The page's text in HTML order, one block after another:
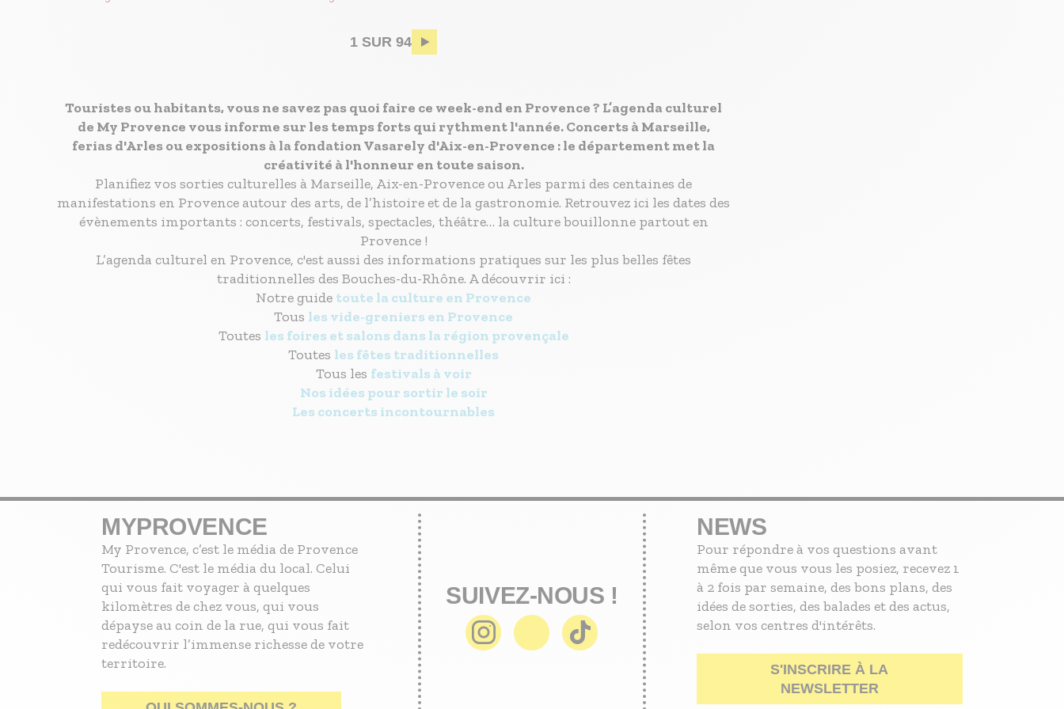
Pagination
1 SUR 94
Touristes ou habitants, vous ne savez pas quoi faire ce week-end en Provence ? L’agenda culturel
de My Provence vous informe sur les temps forts qui rythment l'année. Concerts à Marseille,
ferias d'Arles ou expositions à la fondation Vasarely d'Aix-en-Provence : le département met la
créativité à l'honneur en toute saison.
Planifiez vos sorties culturelles à Marseille, Aix-en-Provence ou Arles parmi des centaines de
manifestations en Provence autour des arts, de l’histoire et de la gastronomie. Retrouvez ici les dates des
évènements importants : concerts, festivals, spectacles, théâtre… la culture bouillonne partout en
Provence !
L’agenda culturel en Provence, c'est aussi des informations pratiques sur les plus belles fêtes
traditionnelles des Bouches-du-Rhône. A découvrir ici :
Notre guide toute la culture en Provence
Tous les vide-greniers en Provence
Toutes les foires et salons dans la région provençale
Toutes les fêtes traditionnelles
Tous les festivals à voir
Nos idées pour sortir le soir
Les concerts incontournables
MYPROVENCE
My Provence, c’est le média de Provence
Tourisme. C'est le média du local. Celui
qui vous fait voyager à quelques
kilomètres de chez vous, qui vous
dépayse au coin de la rue, qui vous fait
redécouvrir l’immense richesse de votre
territoire.
SUIVEZ-NOUS !
NEWS
Pour répondre à vos questions avant
même que vous vous les posiez, recevez 1
à 2 fois par semaine, des bons plans, des
idées de sorties, des balades et des actus,
selon vos centres d'intérêts.
S'INSCRIRE À LA
NEWSLETTER